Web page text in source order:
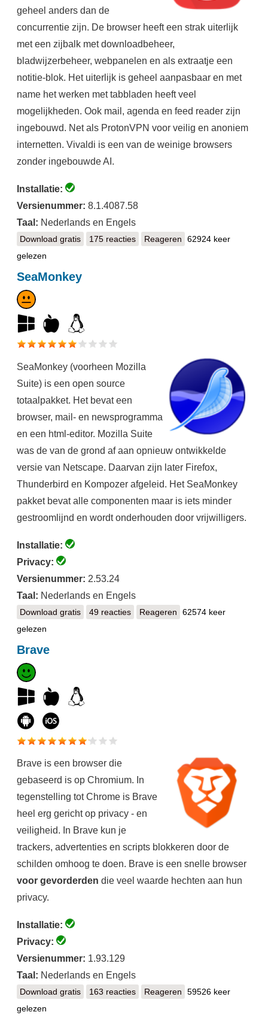
geheel anders dan de
concurrentie zijn. De browser heeft een strak uiterlijk
met een zijbalk met downloadbeheer,
bladwijzerbeheer, webpanelen en als extraatje een
notitie-blok. Het uiterlijk is geheel aanpasbaar en met
name het werken met tabbladen heeft veel
mogelijkheden. Ook mail, agenda en feed reader zijn
ingebouwd. Net als ProtonVPN voor veilig en anoniem
internetten. Vivaldi is een van de weinige browsers
zonder ingebouwde AI.
Installatie:
Versienummer: 8.1.4087.58
Taal: Nederlands en Engels
Download gratisVivaldi
175 reacties Reageren
62924 keer
gelezen
SeaMonkey
SeaMonkey (voorheen Mozilla
Suite) is een open source
totaalpakket. Het bevat een
browser, mail- en newsprogramma
en een html-editor. Mozilla Suite
was de van de grond af aan opnieuw ontwikkelde
versie van Netscape. Daarvan zijn later Firefox,
Thunderbird en Kompozer afgeleid. Het SeaMonkey
pakket bevat alle componenten maar is iets minder
gestroomlijnd en wordt onderhouden door vrijwilligers.
Installatie:
Privacy:
Versienummer: 2.53.24
Taal: Nederlands en Engels
Download gratisSeaMonkey
49 reacties Reageren
62574 keer
gelezen
Brave
Brave is een browser die
gebaseerd is op Chromium. In
tegenstelling tot Chrome is Brave
heel erg gericht op privacy - en
veiligheid. In Brave kun je
trackers, advertenties en scripts blokkeren door de
schilden omhoog te doen. Brave is een snelle browser
voor gevorderden die veel waarde hechten aan hun
privacy.
Installatie:
Privacy:
Versienummer: 1.93.129
Taal: Nederlands en Engels
Download gratisBrave
163 reacties Reageren
59526 keer
gelezen